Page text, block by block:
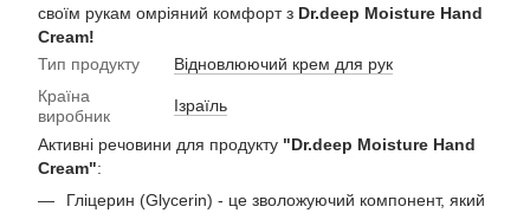
своїм рукам омріяний комфорт з Dr.deep Moisture Hand
Cream!
Тип продукту
Відновлюючий крем для рук
Країна
виробник
Ізраїль
Активні речовини для продукту "Dr.deep Moisture Hand
Cream":
Гліцерин (Glycerin) - це зволожуючий компонент, який